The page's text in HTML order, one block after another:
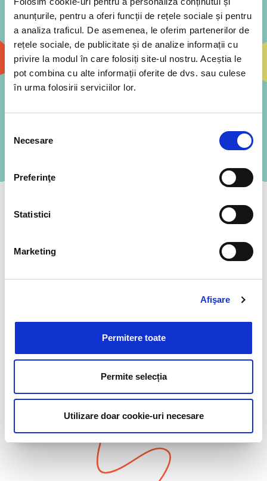
anunțurile, pentru a oferi funcții de rețele sociale și pentru
a analiza traficul. De asemenea, le oferim partenerilor de
rețele sociale, de publicitate și de analize informații cu
privire la modul în care folosiți site-ul nostru. Aceștia le
pot combina cu alte informații oferite de dvs. sau culese
în urma folosirii serviciilor lor.
consimțământului
Necesare
Preferinţe
Statistici
Marketing
Afişare
Permitere toate
Permite selecția
Utilizare doar cookie-uri necesare
Suntem aici pentru a te sprijini în toate
provocările legate de procesul de
digitalizare, instrumente moderne, cursuri
sau consultanță în achiziții.
ÎMPREUNA TRANSFORMĂM EDUCAȚIA
creșterea procentului de participare a elevilor la
profesorilor